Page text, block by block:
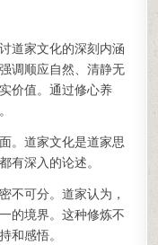
道家文化的深刻内涵
调顺应自然、清静无
价值。通过修心养
。道家文化是道家思
有深入的论述。
不可分。道家认为，
的境界。这种修炼不
和感悟。